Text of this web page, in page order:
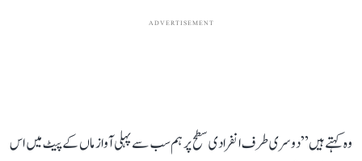
ADVERTISEMENT
وہ کہتے ہیں ”دوسری طرف انفرادی سطح پر ہم سب سے پہلی آواز ماں کے پیٹ میں اس